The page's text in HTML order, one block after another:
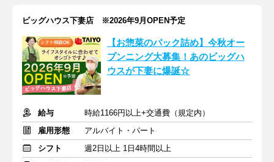
ビッグハウス下妻店 ※2026年9月OPEN予定
【お惣菜のパック詰め】今秋オー
プンニング大募集！あのビッグハ
ウスが下妻に爆誕☆
給与
時給1166円以上+交通費（規定内）
雇用形態
アルバイト・パート
シフト
週2日以上 1日4時間以上